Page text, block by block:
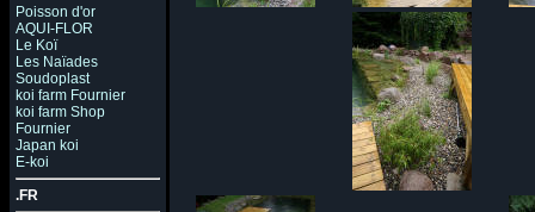
Poisson d'or
AQUI-FLOR
Le Koï
Les Naïades
Soudoplast
koi farm Fournier
koi farm Shop
Fournier
Japan koi
E-koi
.FR